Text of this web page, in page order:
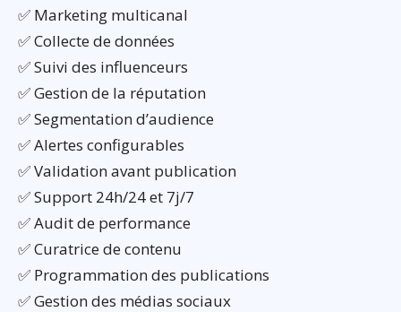
✅ Marketing multicanal
✅ Collecte de données
✅ Suivi des influenceurs
✅ Gestion de la réputation
✅ Segmentation d’audience
✅ Alertes configurables
✅ Validation avant publication
✅ Support 24h/24 et 7j/7
✅ Audit de performance
✅ Curatrice de contenu
✅ Programmation des publications
✅ Gestion des médias sociaux